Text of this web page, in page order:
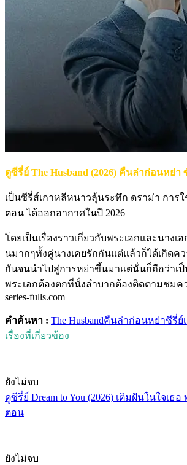
ดูซีรี่ย์ The Husband (2026) คืนล่าก่อนหย่า
เป็นซีรี่ส์เกาหลีหนาวลุ้นระทึก ดราม่า การ
ตอน ได้ออกอากาศในปี 2026
โดยเป็นเรื่องราวเกี่ยวกับพระเอกและนาง
นมากๆทั้งคู่นางเคยรักกันแต่แล้วก็ได้เกิดค
กันจนนำไปสู่การหย่าขึ้นมาแต่นั่นก็ถือว่าเป็
พระเอกต้องตกที่นั่งลำบากต้องติดตามชม
series-fulls.com
คำค้นหา : The Husbandคืนล่าก่อนหย่าซีรี่ย์
เรื่องที่เกี่ยวข้อง
ยังไม่จบ
ดูซีรี่ย์ Dream to You (2026) เติมฝันในใจเธ
ตอน
ยังไม่จบ